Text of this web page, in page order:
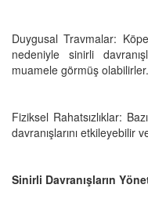
Duygusal Travmalar:
nedeniyle sinirli
muamele görmüş olabilirler.
Fiziksel Rahatsızlıklar:
davranışlarını etkileyebilir
Sinirli Davranışların